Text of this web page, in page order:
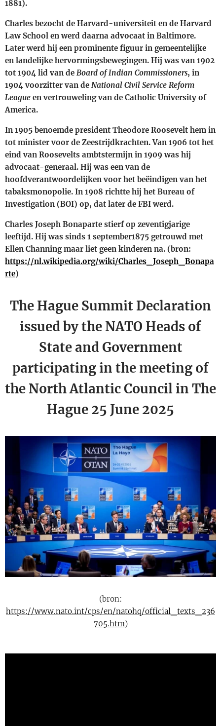
1881).
Charles bezocht de Harvard-universiteit en de Harvard
Law School en werd daarna advocaat in Baltimore.
Later werd hij een prominente figuur in gemeentelijke
en landelijke hervormingsbewegingen. Hij was van 1902
tot 1904 lid van de Board of Indian Commissioners, in
1904 voorzitter van de National Civil Service Reform
League en vertrouweling van de Catholic University of
America.
In 1905 benoemde president Theodore Roosevelt hem in
tot minister voor de Zeestrijdkrachten. Van 1906 tot het
eind van Roosevelts ambtstermijn in 1909 was hij
advocaat-generaal. Hij was een van de
hoofdverantwoordelijken voor het beëindigen van het
tabaksmonopolie. In 1908 richtte hij het Bureau of
Investigation (BOI) op, dat later de FBIwerd.
Charles Joseph Bonaparte stierf op zeventigjarige
leeftijd. Hij was sinds 1 september1875 getrouwd met
Ellen Channing maar liet geen kinderen na. (bron:
https://nl.wikipedia.org/wiki/Charles_Joseph_Bonapa
rte)
The Hague Summit Declaration
issued by the NATO Heads of
State and Government
participating in the meeting of
the North Atlantic Council in The
Hague 25 June 2025
(bron:
https://www.nato.int/cps/en/natohq/official_texts_236
705.htm)